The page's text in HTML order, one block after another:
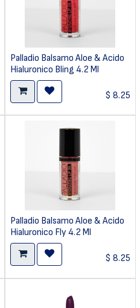
Palladio Balsamo Aloe & Acido
Hialuronico Bling 4.2 Ml
$ 8.25
Palladio Balsamo Aloe & Acido
Hialuronico Fly 4.2 Ml
$ 8.25